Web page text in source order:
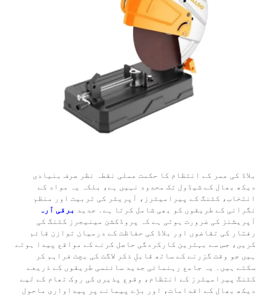
بلاڈ کی عمر کے انتظام کا حکمت عملی نقطہ نظر صرف بنیادی
دیکھ بھال کے شیڈول تک محدود نہیں ہے، بلکہ یہ مواد کے
انتخاب، کٹنگ کے پیرامیٹرز، آپریٹر کی تربیت اور منظم
نگرانی کے طریقوں کو بھی شامل کرتا ہے۔ جدید برقی آرہ
آپریشنز کی ضرورت ہوتی ہے کہ پروڈکشن مینیجرز کٹنگ کی
رفتار کی تقاضوں اور بلاڈ کی حفاظت کے درمیان توازن قائم
کریں، جس سے بہترین کارکردگی حاصل کرنے کے مواقع پیدا ہوتے
ہیں جو وقت گزرنے کے ساتھ قابلِ ذکر لاگت کی بچت فراہم کر
سکتے ہیں۔ یہ جامع رہنمائی جدید سائنسی طریقوں کے ذریعے
کٹنگ پیرامیٹرز کے انتظام، وقوع پذیری کی روک تھام کے لیے
دیکھ بھال کے اقدامات، اور بڑے پیمانے پر پیداواری ماحول